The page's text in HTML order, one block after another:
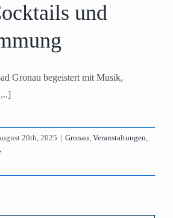
und
Gronau begeistert mit Musik,
20th, 2025 | Gronau, Veranstaltungen,